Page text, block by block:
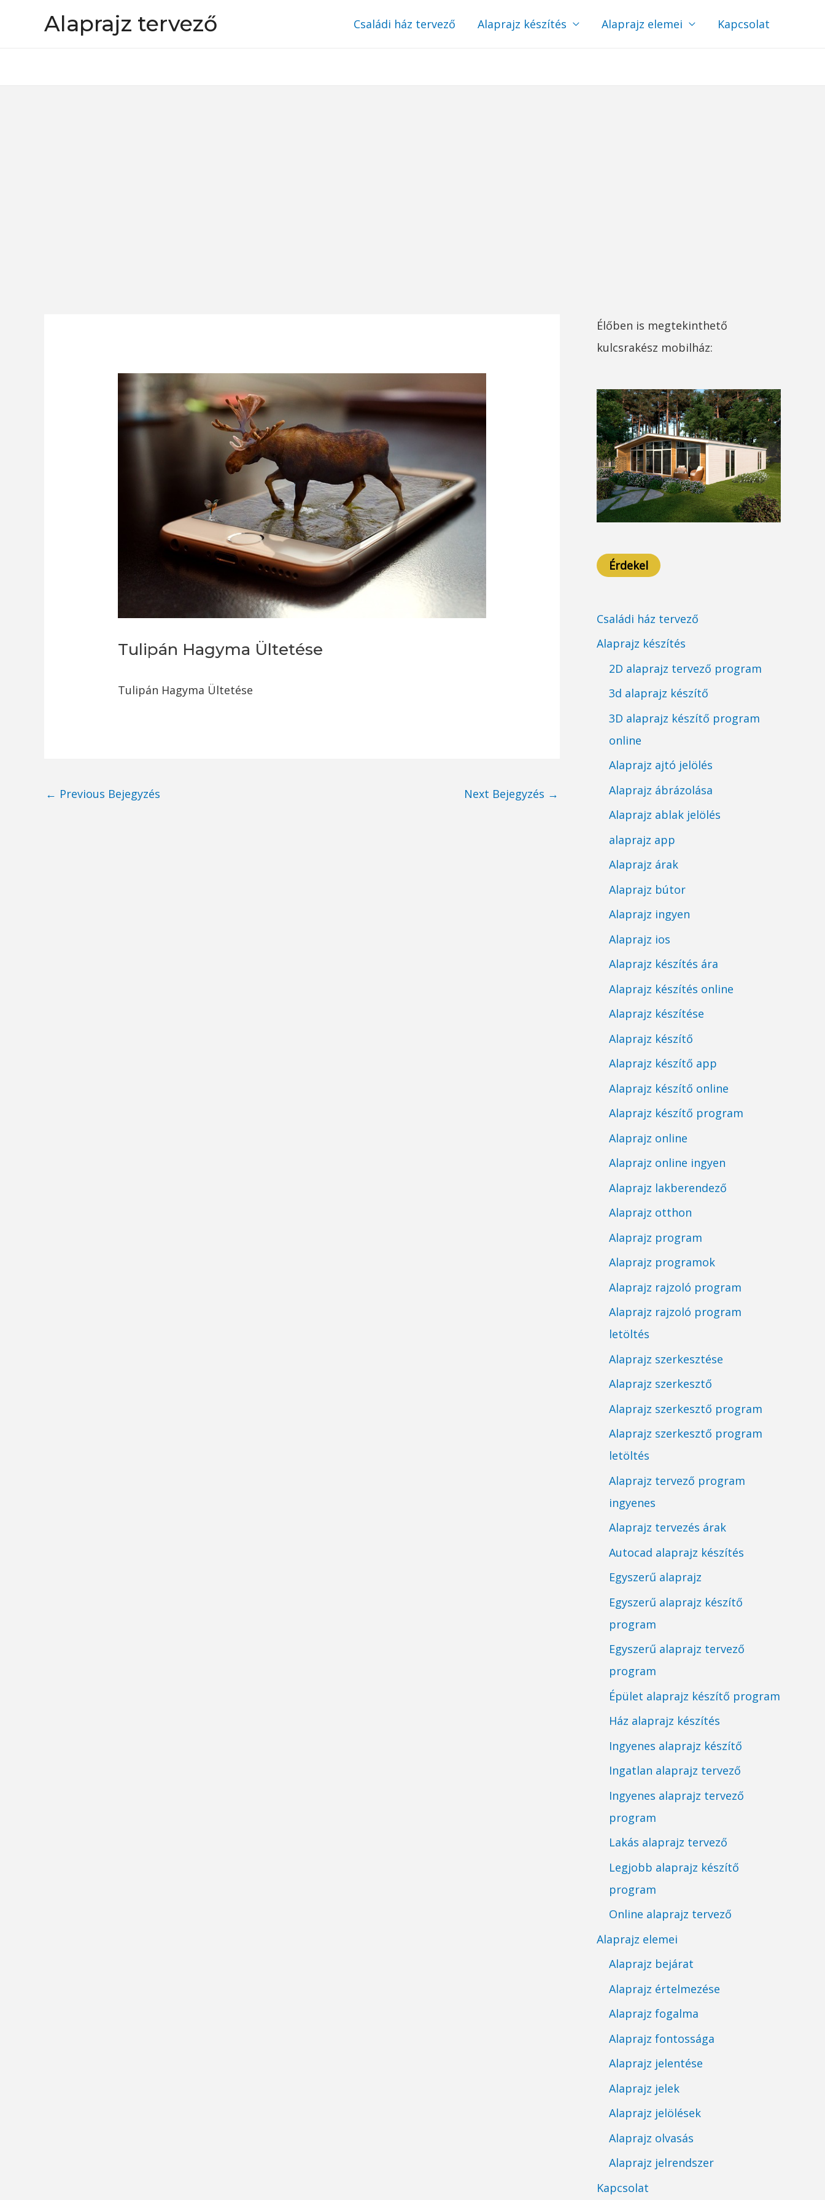
Alaprajz tervező Családi ház tervező Alaprajz készítés Alaprajz elemei Kapcsolat
Tulipán Hagyma Ültetése
Tulipán Hagyma Ültetése
Post
← Previous Bejegyzés Next Bejegyzés →
Élőben is megtekinthető
kulcsrakész mobilház:
Érdekel
Családi ház tervező
Alaprajz készítés
2D alaprajz tervező program
3d alaprajz készítő
3D alaprajz készítő program
online
Alaprajz ajtó jelölés
Alaprajz ábrázolása
Alaprajz ablak jelölés
alaprajz app
Alaprajz árak
Alaprajz bútor
Alaprajz ingyen
Alaprajz ios
Alaprajz készítés ára
Alaprajz készítés online
Alaprajz készítése
Alaprajz készítő
Alaprajz készítő app
Alaprajz készítő online
Alaprajz készítő program
Alaprajz online
Alaprajz online ingyen
Alaprajz lakberendező
Alaprajz otthon
Alaprajz program
Alaprajz programok
Alaprajz rajzoló program
Alaprajz rajzoló program
letöltés
Alaprajz szerkesztése
Alaprajz szerkesztő
Alaprajz szerkesztő program
Alaprajz szerkesztő program
letöltés
Alaprajz tervező program
ingyenes
Alaprajz tervezés árak
Autocad alaprajz készítés
Egyszerű alaprajz
Egyszerű alaprajz készítő
program
Egyszerű alaprajz tervező
program
Épület alaprajz készítő program
Ház alaprajz készítés
Ingyenes alaprajz készítő
Ingatlan alaprajz tervező
Ingyenes alaprajz tervező
program
Lakás alaprajz tervező
Legjobb alaprajz készítő
program
Online alaprajz tervező
Alaprajz elemei
Alaprajz bejárat
Alaprajz értelmezése
Alaprajz fogalma
Alaprajz fontossága
Alaprajz jelentése
Alaprajz jelek
Alaprajz jelölések
Alaprajz olvasás
Alaprajz jelrendszer
Kapcsolat